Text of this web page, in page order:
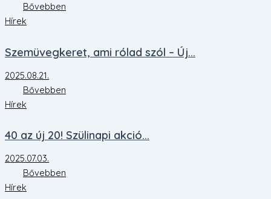
Bővebben
Hírek
Szemüvegkeret, ami rólad szól – Új...
2025.08.21.
Bővebben
Hírek
40 az új 20! Szülinapi akció...
2025.07.03.
Bővebben
Hírek